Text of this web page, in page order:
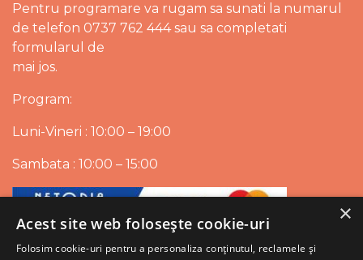
Pentru programare va rugam sa sunati la numarul
de telefon 0737 762 444 sau sa completati
formularul de
mai jos.
Program:
Luni-Vineri : 10:00 – 19:00
Sambata : 10:00 – 15:00
×
Acest site web folosește cookie-uri
Folosim cookie-uri pentru a personaliza conținutul, reclamele și